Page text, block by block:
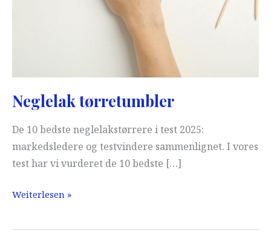
Neglelak tørretumbler
De 10 bedste neglelakstørrere i test 2025:
markedsledere og testvindere sammenlignet. I vores
test har vi vurderet de 10 bedste […]
Neglelak
Weiterlesen »